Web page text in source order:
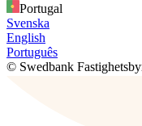
Portugal
Svenska
English
Português
© Swedbank